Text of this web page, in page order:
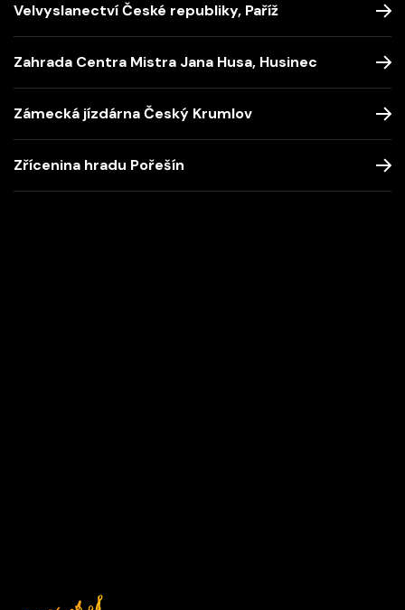
Velvyslanectví České republiky, Paříž
Zahrada Centra Mistra Jana Husa, Husinec
Zámecká jízdárna Český Krumlov
Zřícenina hradu Pořešín